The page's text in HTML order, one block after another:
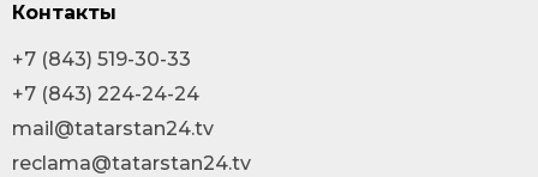
Контакты
+7 (843) 519-30-33
+7 (843) 224-24-24
mail@tatarstan24.tv
reclama@tatarstan24.tv